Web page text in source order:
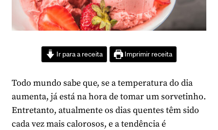
Ir para a receita Imprimir receita
Todo mundo sabe que, se a temperatura do dia
aumenta, já está na hora de tomar um sorvetinho.
Entretanto, atualmente os dias quentes têm sido
cada vez mais calorosos, e a tendência é